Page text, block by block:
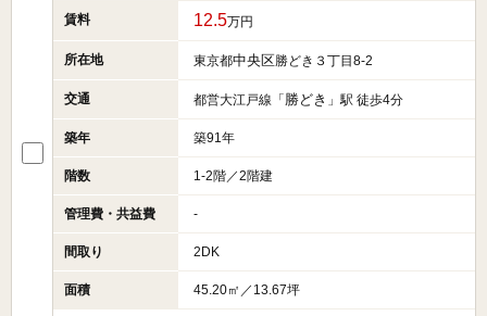
賃料 12.5万円
所在地 東京都中央区勝どき３丁目8-2
交通 都営大江戸線「 勝どき 」駅 徒歩4分
築年 築91年
階数 1-2階／2階建
管理費・共益費 -
間取り 2DK
面積 45.20㎡／13.67坪